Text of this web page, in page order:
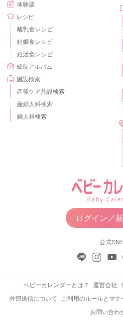
体験談
レシピ
離乳食レシピ
妊娠食レシピ
妊活食レシピ
成長アルバム
施設検索
産後ケア施設検索
産婦人科検索
婦人科検索
ログイン／
公式
ベビーカレンダーとは？ 運営会社
外部送信について
ご利用のルールとマナ
お問い合わ